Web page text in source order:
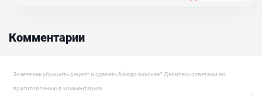
можно приготовить и без сахара. От этого он не станет хуже. И
готового блюда значительно увеличится....
Комментарии
Оставить комментарий